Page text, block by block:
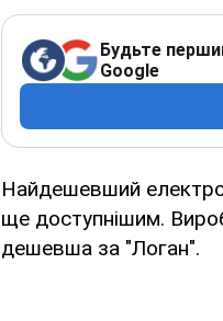
Будьте
Google
Найдешевший
ще доступнішим.
дешевша за "Логан".